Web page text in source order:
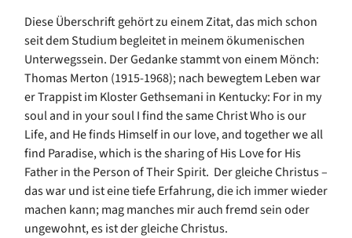
Diese Überschrift gehört zu einem Zitat, das mich schon
seit dem Studium begleitet in meinem ökumenischen
Unterwegssein. Der Gedanke stammt von einem Mönch:
Thomas Merton (1915-1968); nach bewegtem Leben war
er Trappist im Kloster Gethsemani in Kentucky: For in my
soul and in your soul I find the same Christ Who is our
Life, and He finds Himself in our love, and together we all
find Paradise, which is the sharing of His Love for His
Father in the Person of Their Spirit. Der gleiche Christus –
das war und ist eine tiefe Erfahrung, die ich immer wieder
machen kann; mag manches mir auch fremd sein oder
ungewohnt, es ist der gleiche Christus.